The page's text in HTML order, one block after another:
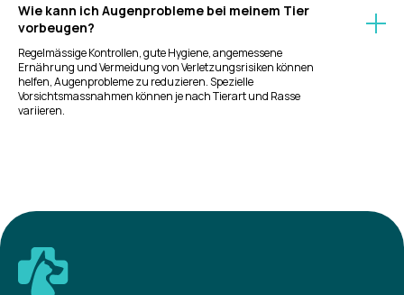
Wie kann ich Augenprobleme bei meinem Tier
vorbeugen?
Regelmässige Kontrollen, gute Hygiene, angemessene
Ernährung und Vermeidung von Verletzungsrisiken können
helfen, Augenprobleme zu reduzieren. Spezielle
Vorsichtsmassnahmen können je nach Tierart und Rasse
variieren.